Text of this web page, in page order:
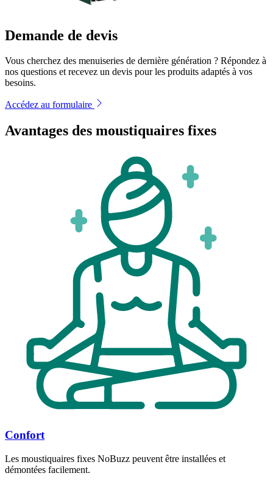
Demande de devis
Vous cherchez des menuiseries de dernière génération ? Répondez à
nos questions et recevez un devis pour les produits adaptés à vos
besoins.
Accédez au formulaire
Avantages des moustiquaires fixes
Confort
Les moustiquaires fixes NoBuzz peuvent être installées et
démontées facilement.